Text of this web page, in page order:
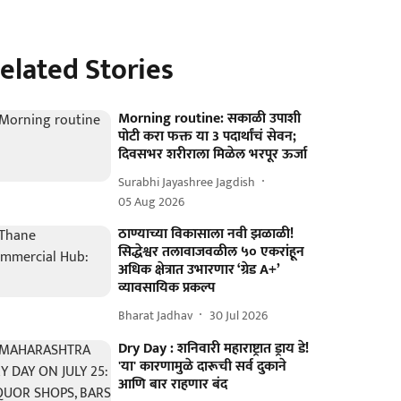
Stories
Morning routine: सकाळी उपाशी
पोटी करा फक्त या 3 पदार्थांचं सेवन;
दिवसभर शरीराला मिळेल भरपूर ऊर्जा
Surabhi Jayashree Jagdish
05 Aug 2026
ठाण्याच्या विकासाला नवी झळाळी!
सिद्धेश्वर तलावाजवळील ५० एकरांहून
अधिक क्षेत्रात उभारणार ‘ग्रेड A+’
व्यावसायिक प्रकल्प
Bharat Jadhav 30 Jul 2026
Dry Day : शनिवारी महाराष्ट्रात ड्राय डे!
'या' कारणामुळे दारूची सर्व दुकाने
आणि बार राहणार बंद